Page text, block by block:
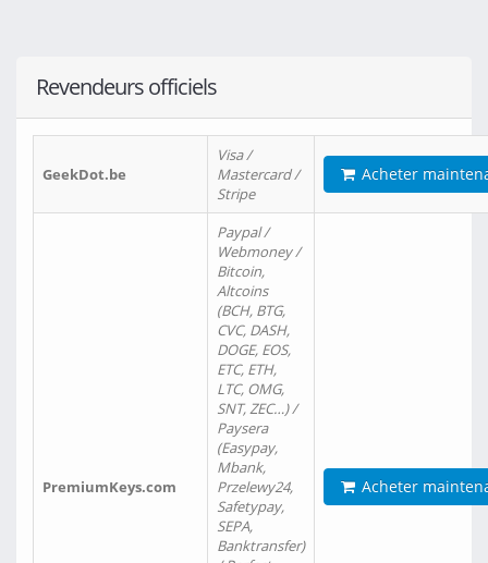
Revendeurs officiels
GeekDot.be
Visa /
Mastercard /
Stripe
Acheter
PremiumKeys.com
Paypal /
Webmoney /
Bitcoin,
Altcoins
(BCH, BTG,
CVC, DASH,
DOGE, EOS,
ETC, ETH,
LTC, OMG,
SNT, ZEC…) /
Paysera
(Easypay,
Mbank,
Przelewy24,
Safetypay,
SEPA,
Banktransfer)
Acheter